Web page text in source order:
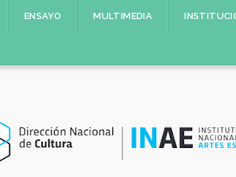
ENSAYO MULTIMEDIA